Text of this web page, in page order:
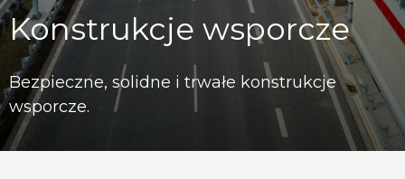
Konstrukcje wsporcze
Bezpieczne, solidne i trwałe konstrukcje
wsporcze.